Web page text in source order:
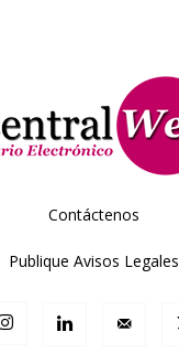
Contáctenos
Publique Avisos Legales